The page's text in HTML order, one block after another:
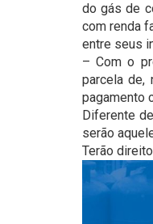
do gás de
com renda
entre seus
– Com o
parcela de,
pagamento
Diferente
serão
Terão